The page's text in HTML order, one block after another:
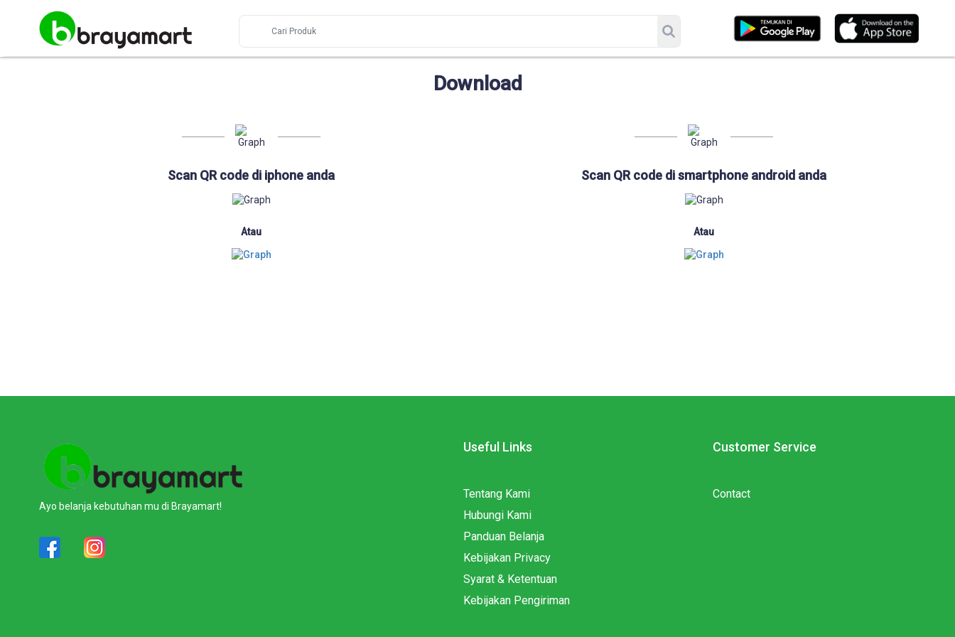
Download
Scan QR code di iphone anda
Atau
Scan QR code di smartphone android anda
Atau
Ayo belanja kebutuhan mu di Brayamart!
Useful Links
Tentang Kami
Hubungi Kami
Panduan Belanja
Kebijakan Privacy
Syarat & Ketentuan
Kebijakan Pengiriman
Customer Service
Contact